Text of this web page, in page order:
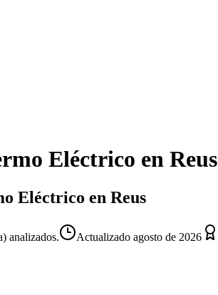
Eléctrico en Reus
Eléctrico en Reus
analizados. Actualizado agosto de 2026